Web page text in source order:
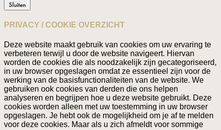
Sluiten
PRIVACY / COOKIE OVERZICHT
Deze website maakt gebruik van cookies om uw ervaring te
verbeteren terwijl u door de website navigeert. Hiervan
worden de cookies die als noodzakelijk zijn gecategoriseerd,
in uw browser opgeslagen omdat ze essentieel zijn voor de
werking van de basisfunctionaliteiten van de website. We
gebruiken ook cookies van derden die ons helpen
analyseren en begrijpen hoe u deze website gebruikt. Deze
cookies worden alleen met uw toestemming in uw browser
opgeslagen. Je hebt ook de mogelijkheid om je af te melden
voor deze cookies. Maar als u zich afmeldt voor sommige